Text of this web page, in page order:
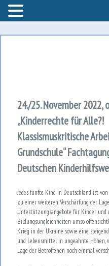
24./25. November 2022,
„Kinderrechte für Alle?!
Klassismuskritische
Grundschule“
Deutschen
Jedes fünfte Kind in Deutschland ist
zu einer weiteren Verschärfung der
Untestützungsangebote für Kinder
Bildungsungleichheiten umso
Krieg in der Ukraine sowie eine
und Lebensmittel in ungeahnte Höhen,
Lage der Betroffenen noch einmal